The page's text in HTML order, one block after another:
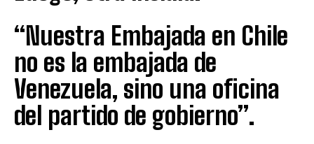
“Nuestra Embajada en Chile
no es la embajada de
Venezuela, sino una oficina
del partido de gobierno”.